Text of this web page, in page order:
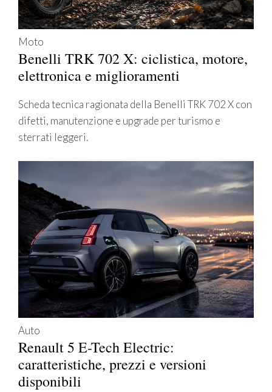
Moto
Benelli TRK 702 X: ciclistica, motore,
elettronica e miglioramenti
Scheda tecnica ragionata della Benelli TRK 702 X con
difetti, manutenzione e upgrade per turismo e
sterrati leggeri.
Auto
Renault 5 E-Tech Electric:
caratteristiche, prezzi e versioni
disponibili